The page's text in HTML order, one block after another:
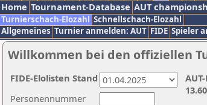
Home Tournament-Database AUT
Turnierschach-Elozahl Schnellschach-Elozahl
Allgemeines Turnier anmelden: AUT FIDE Spieler
Willkommen bei den offiziellen
Personennummer
FIDE-Elolisten Stand